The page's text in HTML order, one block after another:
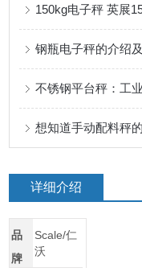
150kg电子秤 英展
钢瓶电子秤的介绍
不锈钢平台秤：工
想知道手动配料秤
详细介绍
品
牌
Scale/仁
沃